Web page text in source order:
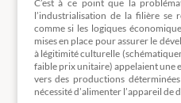
C’est à ce point que la
l’industrialisation de la filière se
comme si les logiques
mises en place pour assurer le
à légitimité culturelle
faible prix unitaire) appelaient une
vers des productions
nécessité d’alimenter l’appareil de